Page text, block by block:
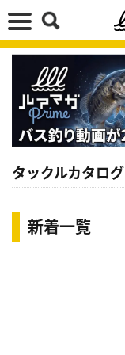
タックルカタログ
新着一覧